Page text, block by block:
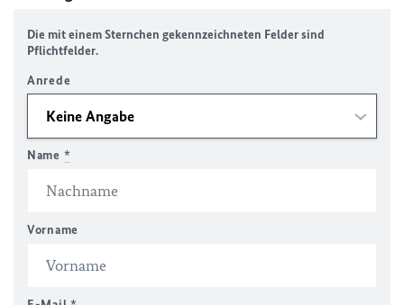
Die mit einem Sternchen gekennzeichneten Felder sind
Pflichtfelder.
Anrede
Name *
Vorname